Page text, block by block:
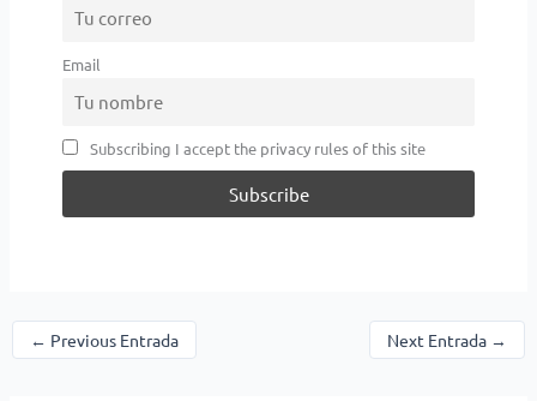
Email
Subscribing I accept the privacy rules of this site
← Previous Entrada Next Entrada →